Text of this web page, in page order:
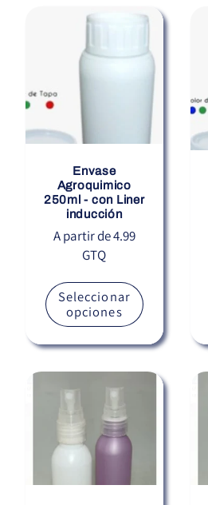
Envase
Agroquimico
250ml - con Liner
inducción
Precio
habitual
A partir de 4.99
GTQ
Seleccionar
opciones